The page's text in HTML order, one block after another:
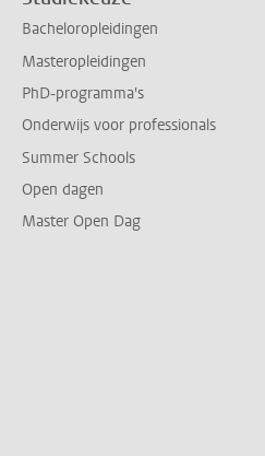
Bacheloropleidingen
Masteropleidingen
PhD-programma's
Onderwijs voor professionals
Summer Schools
Open dagen
Master Open Dag